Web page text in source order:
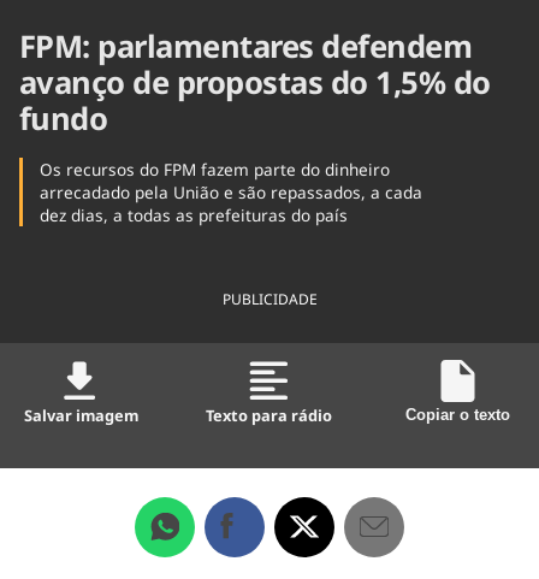
FPM: parlamentares defendem
avanço de propostas do 1,5% do
fundo
Os recursos do FPM fazem parte do dinheiro
arrecadado pela União e são repassados, a cada
dez dias, a todas as prefeituras do país
PUBLICIDADE
Salvar imagem Texto para rádio Copiar o texto